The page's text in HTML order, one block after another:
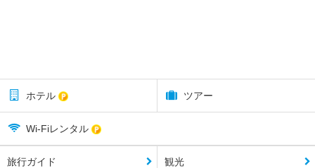
ホテル ツアー
Wi-Fiレンタル
旅行ガイド 観光